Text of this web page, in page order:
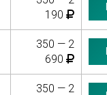
190
350 — 2
690
350 — 2